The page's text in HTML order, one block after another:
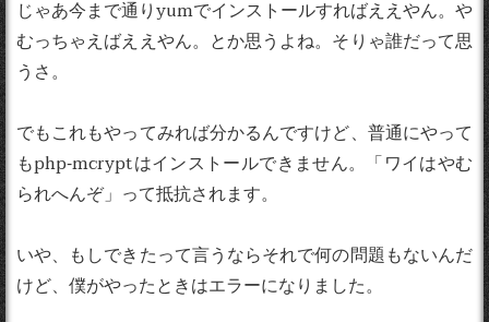
じゃあ今まで通りyumでインストールすればええやん。や
むっちゃえばええやん。とか思うよね。そりゃ誰だって思
うさ。
でもこれもやってみれば分かるんですけど、普通にやって
もphp-mcryptはインストールできません。「ワイはやむ
られへんぞ」って抵抗されます。
いや、もしできたって言うならそれで何の問題もないんだ
けど、僕がやったときはエラーになりました。